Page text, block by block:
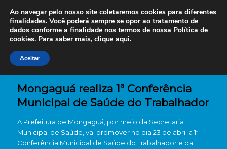
Mongaguá realiza 1ª Conferência
Municipal de Saúde do Trabalhador
A Prefeitura de Mongaguá, por meio da Secretaria
Municipal de Saúde, vai promover no dia 23 de abril a 1ª
Conferência Municipal de Saúde do Trabalhador e da
Ao navegar pelo nosso site coletaremos cookies para diferentes
finalidades. Você poderá sempre se opor ao tratamento de
dados conforme a finalidade nos termos de nossa Política de
cookies. Para saber mais, clique aqui.
Aceitar